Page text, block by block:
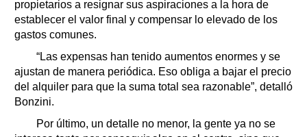
propietarios a resignar sus aspiraciones a la hora de
establecer el valor final y compensar lo elevado de los
gastos comunes.
“Las expensas han tenido aumentos enormes y se
ajustan de manera periódica. Eso obliga a bajar el precio
del alquiler para que la suma total sea razonable”, detalló
Bonzini.
Por último, un detalle no menor, la gente ya no se